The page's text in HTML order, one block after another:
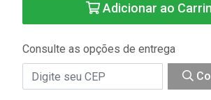
Adicionar ao
Consulte as opções de entrega